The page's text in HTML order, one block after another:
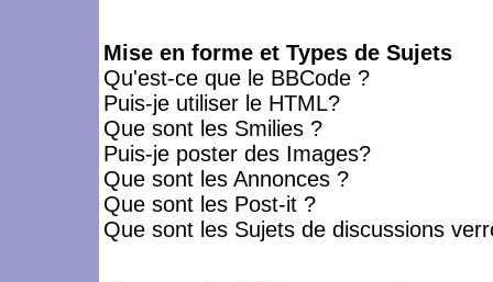
Mise en forme et Types de Sujets
Qu'est-ce que le BBCode ?
Puis-je utiliser le HTML?
Que sont les Smilies ?
Puis-je poster des Images?
Que sont les Annonces ?
Que sont les Post-it ?
Que sont les Sujets de discussions